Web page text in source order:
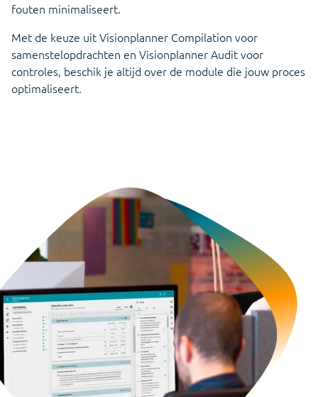
fouten minimaliseert.
Met de keuze uit Visionplanner Compilation voor
samenstelopdrachten en Visionplanner Audit voor
controles, beschik je altijd over de module die jouw proces
optimaliseert.